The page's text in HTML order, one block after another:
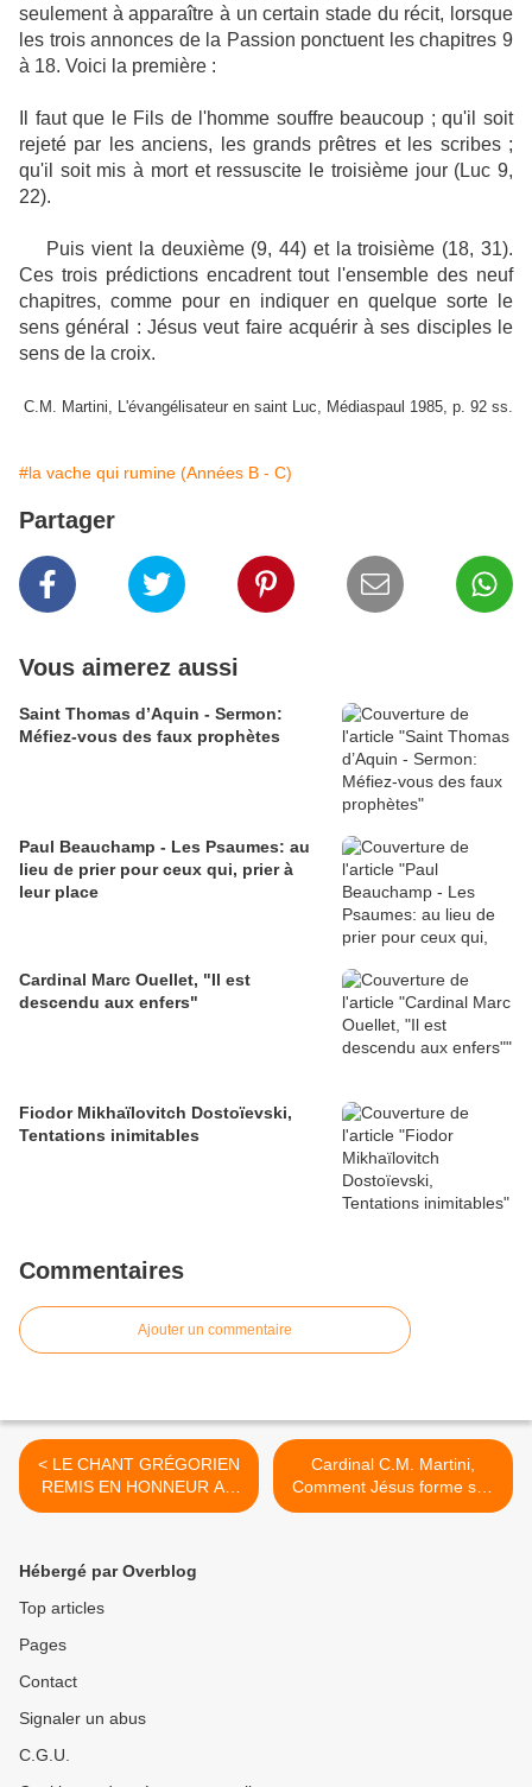
seulement à apparaître à un certain stade du récit, lorsque
les trois annonces de la Passion ponctuent les chapitres 9
à 18. Voici la première :
Il faut que le Fils de l'homme souffre beaucoup ; qu'il soit
rejeté par les anciens, les grands prêtres et les scribes ;
qu'il soit mis à mort et ressuscite le troisième jour (Luc 9,
22).
Puis vient la deuxième (9, 44) et la troisième (18, 31).
Ces trois prédictions encadrent tout l'ensemble des neuf
chapitres, comme pour en indiquer en quelque sorte le
sens général : Jésus veut faire acquérir à ses disciples le
sens de la croix.
C.M. Martini, L'évangélisateur en saint Luc, Médiaspaul 1985, p. 92 ss.
#la vache qui rumine (Années B - C)
Partager
Vous aimerez aussi
Saint Thomas d’Aquin - Sermon:
Méfiez-vous des faux prophètes
Paul Beauchamp - Les Psaumes: au
lieu de prier pour ceux qui, prier à
leur place
Cardinal Marc Ouellet, "Il est
descendu aux enfers"
Fiodor Mikhaïlovitch Dostoïevski,
Tentations inimitables
Commentaires
Ajouter un commentaire
< LE CHANT GRÉGORIEN
REMIS EN HONNEUR AU
VATICAN
Cardinal C.M. Martini,
Comment Jésus forme ses
disciples (6) >
Hébergé par Overblog
Top articles
Pages
Contact
Signaler un abus
C.G.U.